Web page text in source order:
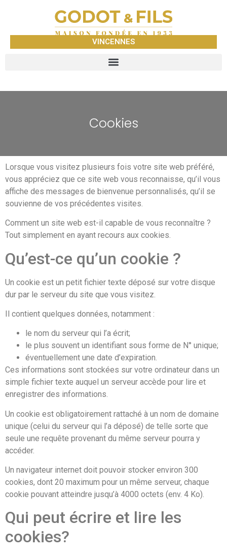
VINCENNES
Cookies
Lorsque vous visitez plusieurs fois votre site web préféré,
vous appréciez que ce site web vous reconnaisse, qu’il vous
affiche des messages de bienvenue personnalisés, qu’il se
souvienne de vos précédentes visites.
Comment un site web est-il capable de vous reconnaître ?
Tout simplement en ayant recours aux cookies.
Qu’est-ce qu’un cookie ?
Un cookie est un petit fichier texte déposé sur votre disque
dur par le serveur du site que vous visitez.
Il contient quelques données, notamment :
le nom du serveur qui l’a écrit;
le plus souvent un identifiant sous forme de N° unique;
éventuellement une date d’expiration.
Ces informations sont stockées sur votre ordinateur dans un
simple fichier texte auquel un serveur accède pour lire et
enregistrer des informations.
Un cookie est obligatoirement rattaché à un nom de domaine
unique (celui du serveur qui l’a déposé) de telle sorte que
seule une requête provenant du même serveur pourra y
accéder.
Un navigateur internet doit pouvoir stocker environ 300
cookies, dont 20 maximum pour un même serveur, chaque
cookie pouvant atteindre jusqu’à 4000 octets (env. 4 Ko).
Qui peut écrire et lire les
cookies?